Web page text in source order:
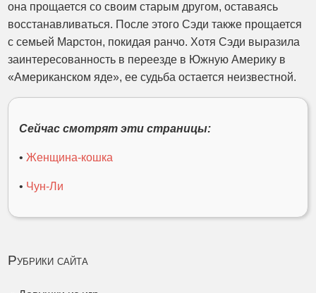
она прощается со своим старым другом, оставаясь
восстанавливаться. После этого Сэди также прощается
с семьей Марстон, покидая ранчо. Хотя Сэди выразила
заинтересованность в переезде в Южную Америку в
«Американском яде», ее судьба остается неизвестной.
Сейчас смотрят эти страницы:
• Женщина-кошка
• Чун-Ли
Рубрики сайта